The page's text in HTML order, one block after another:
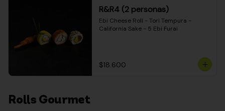
R&R4 (2 personas)
Ebi Cheese Roll - Tori Tempura -
California Sake - 5 Ebi Furai
$18.600
Rolls Gourmet